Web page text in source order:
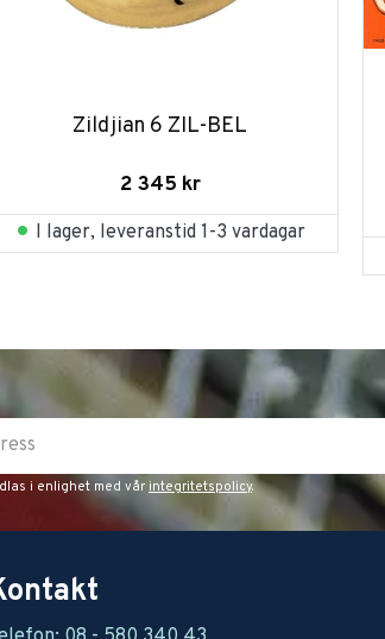
Zildjian 6 ZIL-BEL
2 345 kr
I lager, leveranstid 1-3 vardagar
i enlighet med vår integritetspolicy.